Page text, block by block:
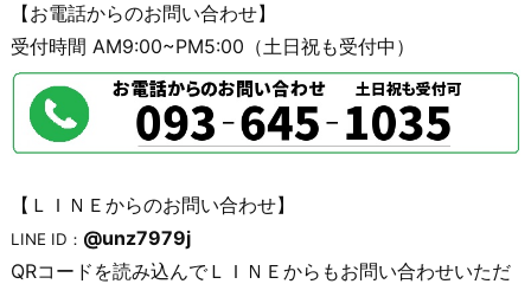
【お電話からのお問い合わせ】
受付時間 AM9:00~PM5:00（土日祝も受付中）
【ＬＩＮＥからのお問い合わせ】
LINE ID： @unz7979j
QRコードを読み込んでＬＩＮＥからもお問い合わせいただ